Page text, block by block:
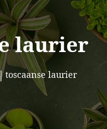
laurier
toscaanse laurier